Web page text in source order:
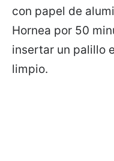
con papel de
Hornea por 50
insertar un palillo
limpio.